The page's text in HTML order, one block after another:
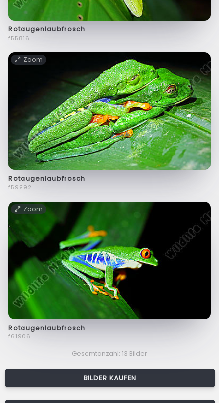
Rotaugenlaubfrosch
f55816
Zoom
Rotaugenlaubfrosch
f59992
Zoom
Rotaugenlaubfrosch
f61906
Gesamtanzahl: 13 Bilder
BILDER KAUFEN